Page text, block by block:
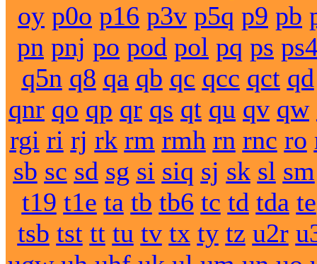
oy p0o p16 p3v p5q p9 pb
pn pnj po pod pol pq ps
q5n q8 qa qb qc qcc qct qd
qnr qo qp qr qs qt qu qv qw
rgi ri rj rk rm rmh rn rnc ro
sb sc sd sg si siq sj sk sl sm
t19 t1e ta tb tb6 tc td tda te
tsb tst tt tu tv tx ty tz u2r